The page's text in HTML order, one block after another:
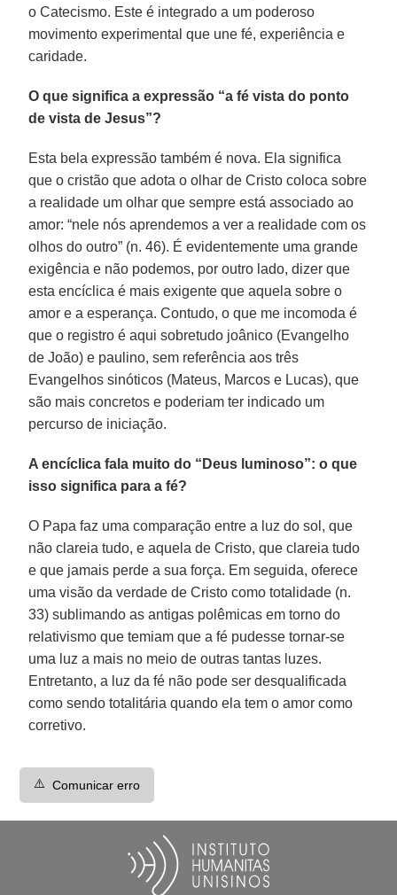
o Catecismo. Este é integrado a um poderoso
movimento experimental que une fé, experiência e
caridade.
O que significa a expressão “a fé vista do ponto
de vista de Jesus”?
Esta bela expressão também é nova. Ela significa
que o cristão que adota o olhar de Cristo coloca sobre
a realidade um olhar que sempre está associado ao
amor: “nele nós aprendemos a ver a realidade com os
olhos do outro” (n. 46). É evidentemente uma grande
exigência e não podemos, por outro lado, dizer que
esta encíclica é mais exigente que aquela sobre o
amor e a esperança. Contudo, o que me incomoda é
que o registro é aqui sobretudo joânico (Evangelho
de João) e paulino, sem referência aos três
Evangelhos sinóticos (Mateus, Marcos e Lucas), que
são mais concretos e poderiam ter indicado um
percurso de iniciação.
A encíclica fala muito do “Deus luminoso”: o que
isso significa para a fé?
O Papa faz uma comparação entre a luz do sol, que
não clareia tudo, e aquela de Cristo, que clareia tudo
e que jamais perde a sua força. Em seguida, oferece
uma visão da verdade de Cristo como totalidade (n.
33) sublimando as antigas polêmicas em torno do
relativismo que temiam que a fé pudesse tornar-se
uma luz a mais no meio de outras tantas luzes.
Entretanto, a luz da fé não pode ser desqualificada
como sendo totalitária quando ela tem o amor como
corretivo.
⚠️ Comunicar erro